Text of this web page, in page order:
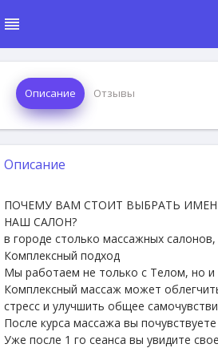
reorder
Описание Отзывы
Описание
ПОЧЕМУ ВАМ СТОИТ ВЫБРАТЬ
НАШ САЛОН?
в городе столько массажных
Комплексный подход
Мы работаем не только с Телом, но и
Комплексный массаж может
стресс и улучшить общее
После курса массажа вы
Уже после 1 го сеанса вы увидите